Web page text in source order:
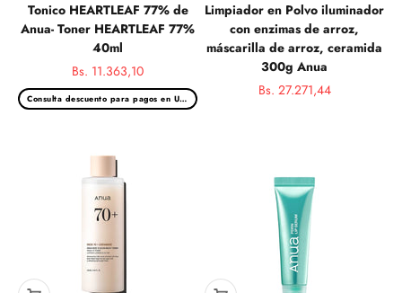
Tonico HEARTLEAF 77% de
Anua- Toner HEARTLEAF 77%
40ml
Precio de oferta
Bs. 11.363,10
Precio normal
Consulta descuento para pagos en USD
Limpiador en Polvo iluminador
con enzimas de arroz,
máscarilla de arroz, ceramida
300g Anua
Precio de oferta
Bs. 27.271,44